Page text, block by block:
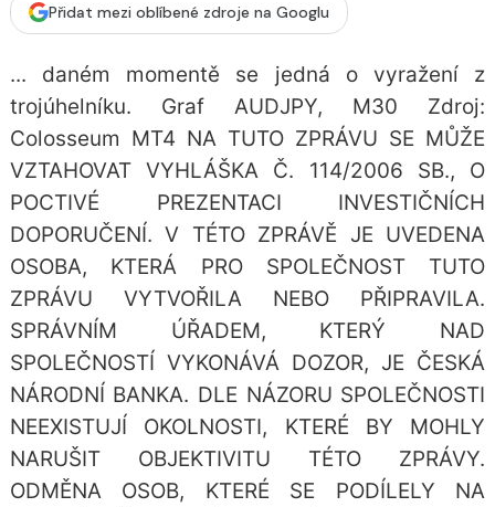
Přidat mezi oblíbené zdroje na Googlu
... daném momentě se jedná o vyražení z
trojúhelníku. Graf AUDJPY, M30 Zdroj:
Colosseum MT4 NA TUTO ZPRÁVU SE MŮŽE
VZTAHOVAT VYHLÁŠKA Č. 114/2006 SB., O
POCTIVÉ PREZENTACI INVESTIČNÍCH
DOPORUČENÍ. V TÉTO ZPRÁVĚ JE UVEDENA
OSOBA, KTERÁ PRO SPOLEČNOST TUTO
ZPRÁVU VYTVOŘILA NEBO PŘIPRAVILA.
SPRÁVNÍM ÚŘADEM, KTERÝ NAD
SPOLEČNOSTÍ VYKONÁVÁ DOZOR, JE ČESKÁ
NÁRODNÍ BANKA. DLE NÁZORU SPOLEČNOSTI
NEEXISTUJÍ OKOLNOSTI, KTERÉ BY MOHLY
NARUŠIT OBJEKTIVITU TÉTO ZPRÁVY.
ODMĚNA OSOB, KTERÉ SE PODÍLELY NA